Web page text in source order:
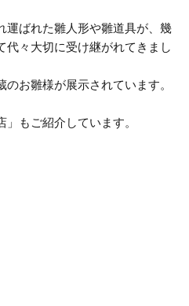
運ばれた雛人形や雛道具が、幾
々大切に受け継がれてきまし
お雛様が展示されています。
もご紹介しています。